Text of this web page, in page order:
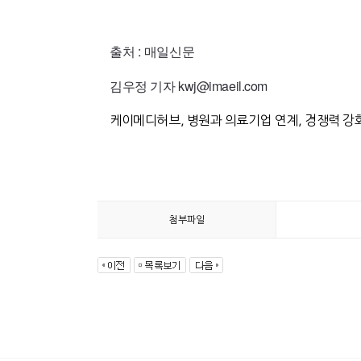
출처 : 매일신문
김우정 기자 kwj@imaeil.com
케이메디허브, 병원과 의료기업 연계, 경쟁력 강
첨부파일